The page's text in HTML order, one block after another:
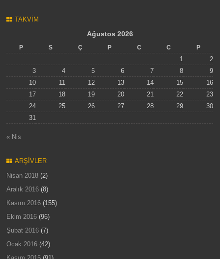
TAKVIM
Ağustos 2026
P S Ç P C C P
1
2
3
4 5 6 7 8
9
10
11 12 13 14 15
16
17
18 19 20 21 22
23
24
25 26 27 28 29
30
31
« Nis
ARŞIVLER
Nisan 2018 (2)
Aralık 2016 (8)
Kasım 2016 (155)
Ekim 2016 (96)
Şubat 2016 (7)
Ocak 2016 (42)